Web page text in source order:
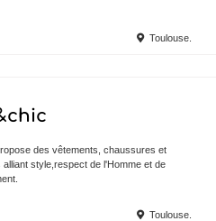
Toulouse.
des vêtements, chaussures et
style,respect de l'Homme et de
Toulouse.